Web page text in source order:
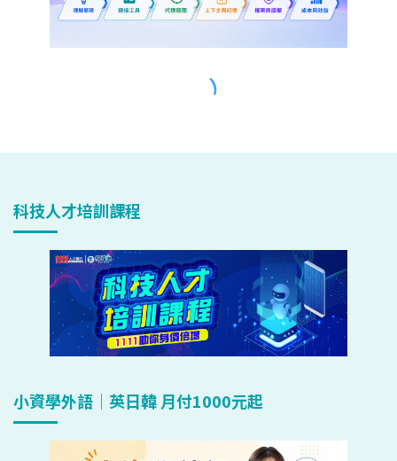
科技人才培訓課程
小資學外語｜英日韓 月付1000元起